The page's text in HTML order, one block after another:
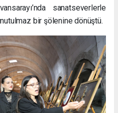
sanatseverlerle
bir şölenine dönüştü.